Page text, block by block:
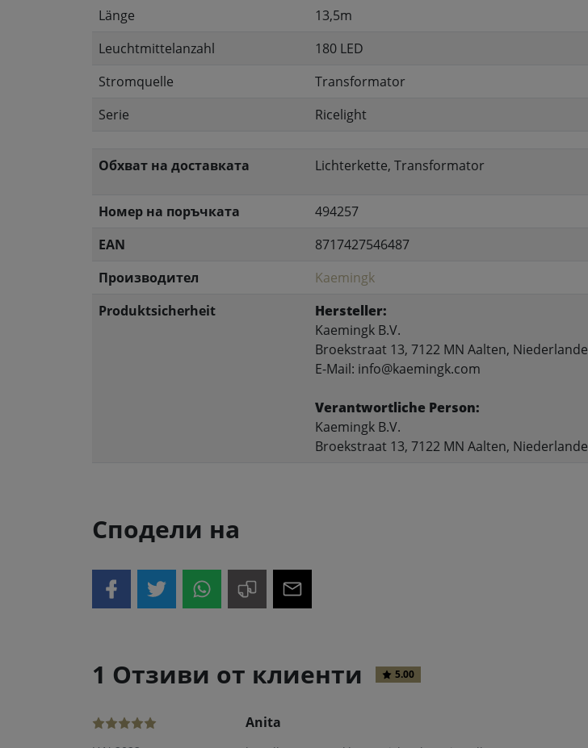
Länge
13,5m
Leuchtmittelanzahl
180 LED
Stromquelle
Transformator
Serie
Ricelight
Обхват на доставката Lichterkette, Transformator
Номер на поръчката
494257
EAN
8717427546487
Производител
Kaemingk
Produktsicherheit
Hersteller:
Kaemingk B.V.
Broekstraat 13, 7122 MN Aalten, Niederlande
E-Mail: info@kaemingk.com
Verantwortliche Person:
Kaemingk B.V.
Broekstraat 13, 7122 MN Aalten, Niederlande
Сподели на
1 Отзиви от клиенти 5.00
Anita